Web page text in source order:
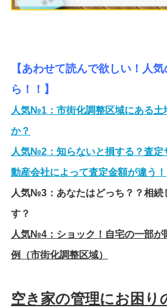
【あわせて読んで欲しい！人
ら！！】
人気№1： 市街化調整区域にある土
か？
人気№2： 知らないと損する？査
動産会社によって査定金額が違う！
人気№3： あなたはどっち？？相
す？
人気№4： ショック！自宅の一部
例（市街化調整区域）
空き家の管理にお困り